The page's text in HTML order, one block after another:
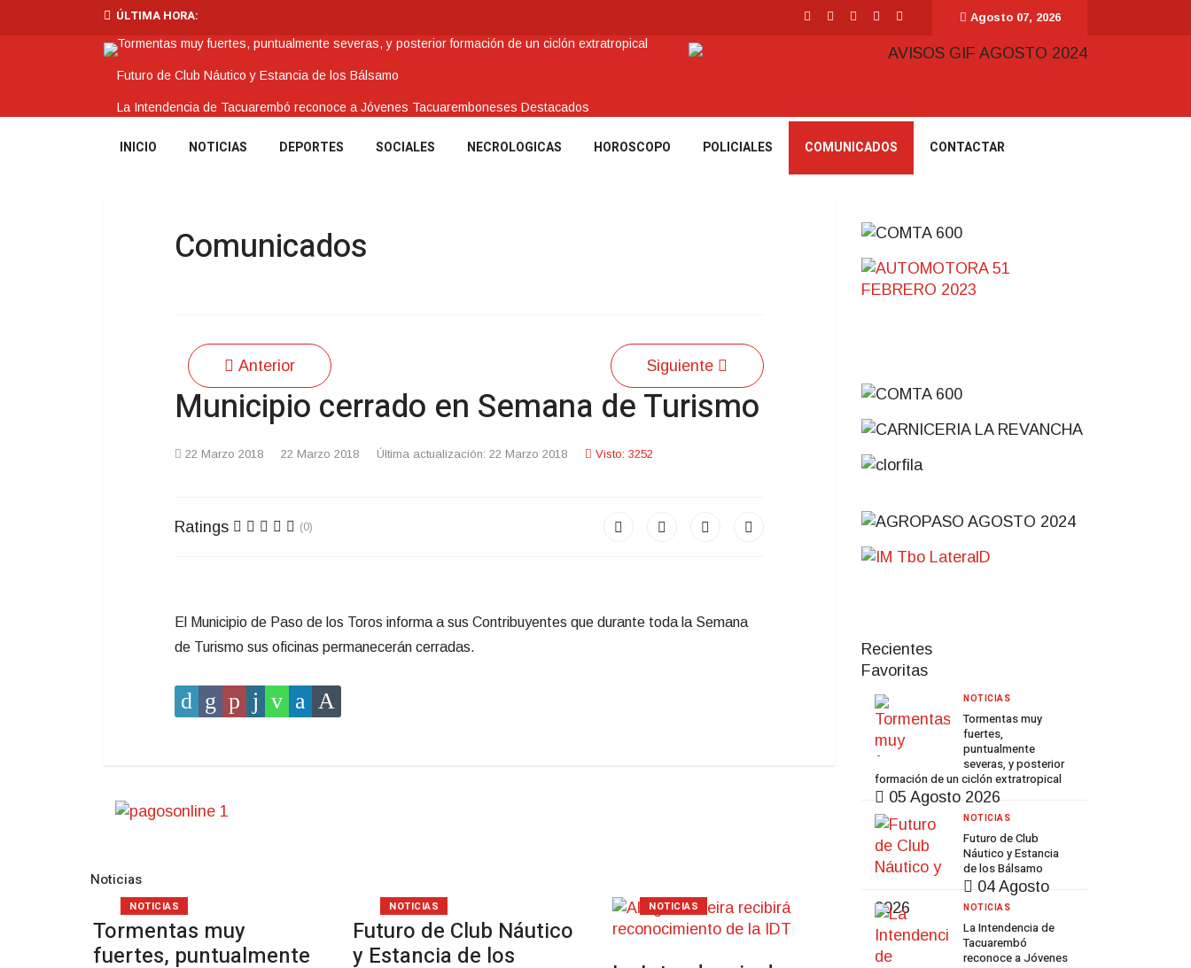
ÚLTIMA HORA:
Tormentas muy fuertes, puntualmente severas, y posterior formación de un ciclón extratropical
Futuro de Club Náutico y Estancia de los Bálsamo
La Intendencia de Tacuarembó reconoce a Jóvenes Tacuaremboneses Destacados
BPS redujo la tasa de interés de todos sus préstamos sociales y abrió nueva línea de crédito
Agosto 07, 2026
INICIO NOTICIAS DEPORTES SOCIALES NECROLOGICAS HOROSCOPO POLICIALES COMUNICADOS CONTACTAR
Comunicados
Anterior Siguiente
Municipio cerrado en Semana de Turismo
22 Marzo 2018 22 Marzo 2018 Última actualización: 22 Marzo 2018 Visto: 3252
Ratings (0)
El Municipio de Paso de los Toros informa a sus Contribuyentes que durante toda la Semana
de Turismo sus oficinas permanecerán cerradas.
Noticias
Tormentas muy
fuertes, puntualmente
NOTICIAS
Futuro de Club Náutico
y Estancia de los
NOTICIAS NOTICIAS
Recientes
Favoritas
Tormentas muy
fuertes,
puntualmente
severas, y posterior
formación de un ciclón extratropical
05 Agosto 2026
NOTICIAS
Futuro de Club
Náutico y Estancia
de los Bálsamo
04 Agosto
2026
NOTICIAS
La Intendencia de
Tacuarembó
reconoce a Jóvenes
NOTICIAS